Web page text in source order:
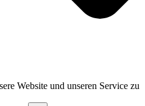
Website und unseren Service zu